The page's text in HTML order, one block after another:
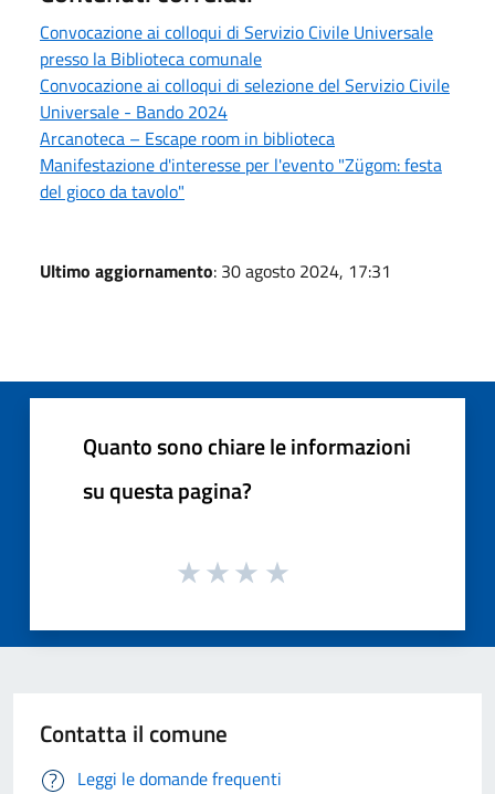
Convocazione ai colloqui di Servizio Civile Universale
presso la Biblioteca comunale
Convocazione ai colloqui di selezione del Servizio Civile
Universale - Bando 2024
Arcanoteca – Escape room in biblioteca
Manifestazione d'interesse per l'evento "Zügom: festa
del gioco da tavolo"
Ultimo aggiornamento: 30 agosto 2024, 17:31
Quanto sono chiare le informazioni
su questa pagina?
Contatta il comune
Leggi le domande frequenti